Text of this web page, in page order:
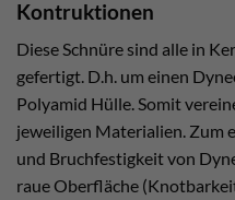
Kontruktionen
Diese Schnüre sind alle in
gefertigt. D.h. um einen
Polyamid Hülle. Somit
jeweiligen Materialien. Zum
und Bruchfestigkeit von
raue Oberfläche